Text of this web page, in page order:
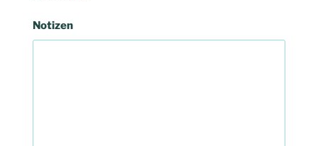
Notizen